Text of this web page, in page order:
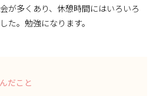
が多くあり、休憩時間にはいろいろ
た。勉強になります。
だこと